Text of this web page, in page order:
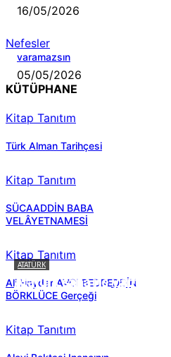
16/05/2026
Nefesler
varamazsın
05/05/2026
KÜTÜPHANE
Kitap Tanıtım
Türk Alman Tarihçesi
Kitap Tanıtım
SÜCAADDİN BABA
VELÂYETNAMESİ
Kitap Tanıtım
Ali Haydar AVCI BEDREDDİN
BÖRKLÜCE Gerçeği
Kitap Tanıtım
ATATÜRK
Atatürk sana ne yaptı?